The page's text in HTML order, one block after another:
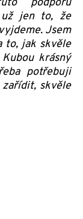
podporu
už jen to, že
Jsem
to, jak skvěle
krásný
potřebuji
skvěle